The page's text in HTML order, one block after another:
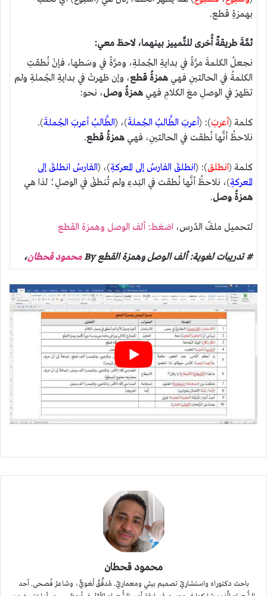
بهمزةِ قطع.
ثمَّةَ طريقةٌ أُخرى للتَّمييز بينهما، لاحظ معي:
نجعلُ الكلمةَ مرَّةً في بدايةِ الجُملةِ، ومرَّةً في وسَطها، فإنْ نُطقتِ
الكلمةُ في الحالتينِ فهي همزةُ قطع، وإن ظهرتْ في بدايةِ الجُملةِ ولم
تظهرْ في الوصلِ معَ الكلامِ فهي همزةُ وصل، نحو:
كلمة (أعربَ): (أعربَ الطَّالبُ الجُملةَ)، (الطَّالبُ أعربَ الجُملةَ).
نلاحظُ أنَّها نُطقت في الحالتينِ، فهي همزةُ قطع.
كلمة (انطلق): (انطلقَ الفارسُ إلى المعركةِ)، (الفارسُ انطلقَ إلى
المعركةِ)، نلاحظُ أنَّها نُطقت في البَدءِ ولم تُنطقْ في الوصلِ؛ لذا هي
همزةُ وصل.
لتحميل ملفّ الدّرس، اضغط: ألف الوصل وهمزة القطع
# تدريبات لغوية: ألف الوصل وهمزة القطع By محمود قحطان،
محمود قحطان
باحث دكتوراه واستشاريّ تصميم بيئي ومعماريّ. مُدقِّقٌ لُغويٌّ، وشاعرُ فُصحى. أحد